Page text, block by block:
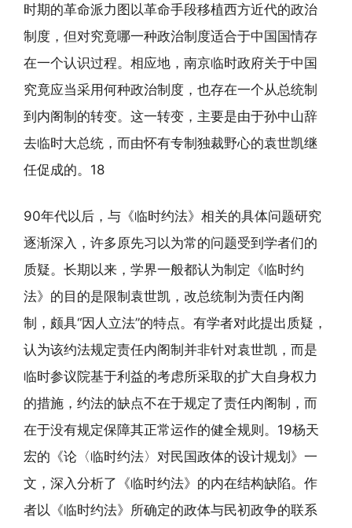
时期的革命派力图以革命手段移植西方近代的政治
制度，但对究竟哪一种政治制度适合于中国国情存
在一个认识过程。相应地，南京临时政府关于中国
究竟应当采用何种政治制度，也存在一个从总统制
到内阁制的转变。这一转变，主要是由于孙中山辞
去临时大总统，而由怀有专制独裁野心的袁世凯继
任促成的。18
90年代以后，与《临时约法》相关的具体问题研究
逐渐深入，许多原先习以为常的问题受到学者们的
质疑。长期以来，学界一般都认为制定《临时约
法》的目的是限制袁世凯，改总统制为责任内阁
制，颇具“因人立法”的特点。有学者对此提出质疑，
认为该约法规定责任内阁制并非针对袁世凯，而是
临时参议院基于利益的考虑所采取的扩大自身权力
的措施，约法的缺点不在于规定了责任内阁制，而
在于没有规定保障其正常运作的健全规则。19杨天
宏的《论〈临时约法〉对民国政体的设计规划》一
文，深入分析了《临时约法》的内在结构缺陷。作
者以《临时约法》所确定的政体与民初政争的联系